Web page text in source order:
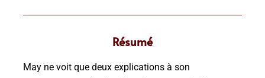
Résumé
May ne voit que deux explications à son